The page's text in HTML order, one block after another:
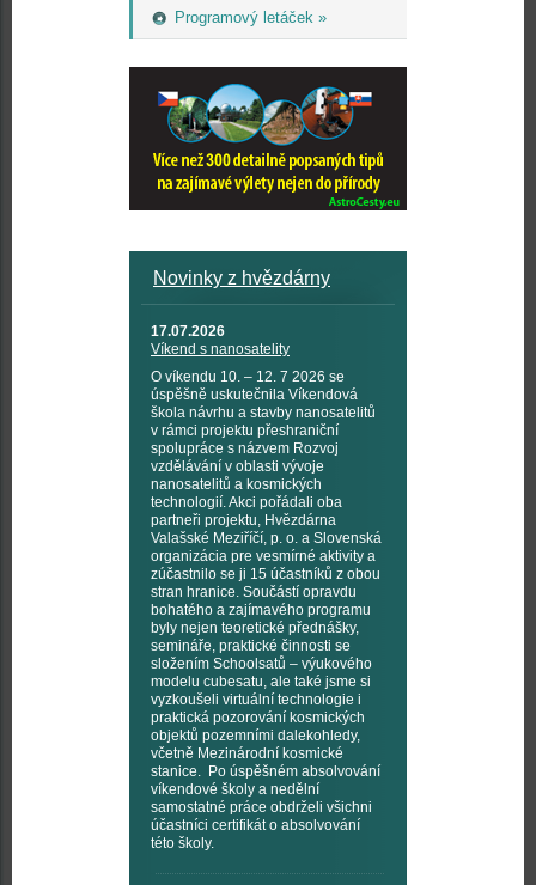
Programový letáček »
Novinky z hvězdárny
17.07.2026
Víkend s nanosatelity
O víkendu 10. – 12. 7 2026 se
úspěšně uskutečnila Víkendová
škola návrhu a stavby nanosatelitů
v rámci projektu přeshraniční
spolupráce s názvem Rozvoj
vzdělávání v oblasti vývoje
nanosatelitů a kosmických
technologií. Akci pořádali oba
partneři projektu, Hvězdárna
Valašské Meziříčí, p. o. a Slovenská
organizácia pre vesmírné aktivity a
zúčastnilo se ji 15 účastníků z obou
stran hranice. Součástí opravdu
bohatého a zajímavého programu
byly nejen teoretické přednášky,
semináře, praktické činnosti se
složením Schoolsatů – výukového
modelu cubesatu, ale také jsme si
vyzkoušeli virtuální technologie i
praktická pozorování kosmických
objektů pozemními dalekohledy,
včetně Mezinárodní kosmické
stanice. Po úspěšném absolvování
víkendové školy a nedělní
samostatné práce obdrželi všichni
účastníci certifikát o absolvování
této školy.